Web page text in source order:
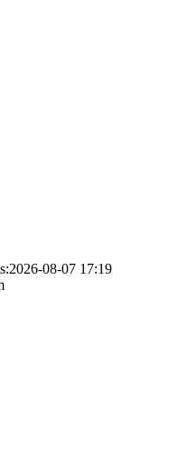
08-07 17:19